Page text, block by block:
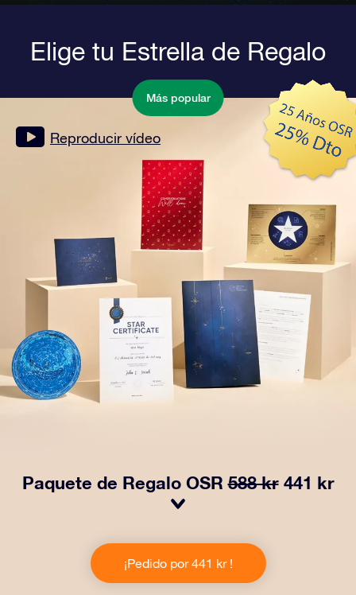
Elige tu Estrella de Regalo
Más popular
Reproducir vídeo
Paquete de Regalo OSR588 kr 441 kr
OSR! Este regalo incluye un bonito sobre y documentos
personalizados enviados a la dirección que elijas,
además de documentos digitales y el uso gratuito de
¡Pedido por 441 kr !